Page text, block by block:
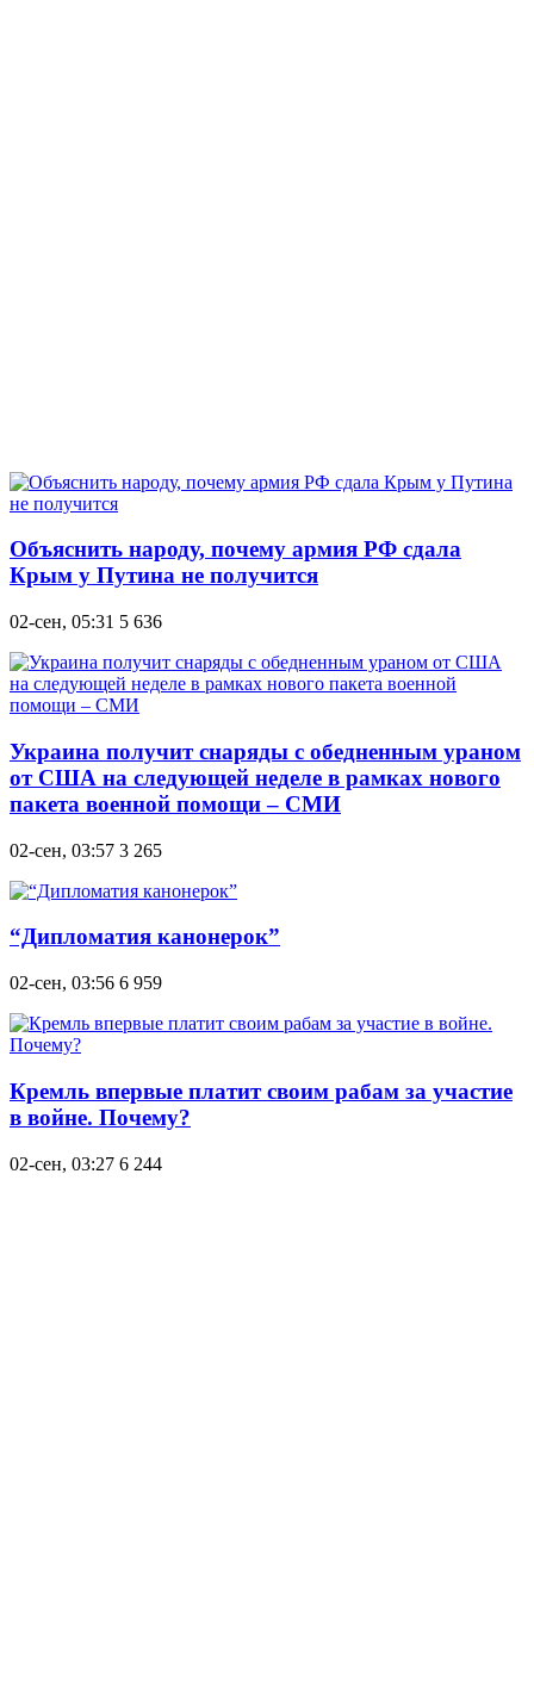
Объяснить народу, почему армия РФ сдала
Крым у Путина не получится
02-сен, 05:31 5 636
Украина получит снаряды с обедненным ураном
от США на следующей неделе в рамках нового
пакета военной помощи – СМИ
02-сен, 03:57 3 265
“Дипломатия канонерок”
02-сен, 03:56 6 959
Кремль впервые платит своим рабам за участие
в войне. Почему?
02-сен, 03:27 6 244